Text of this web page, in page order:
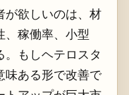
が欲しいのは、材
、稼働率、小型
もしヘテロスタ
味ある形で改善で